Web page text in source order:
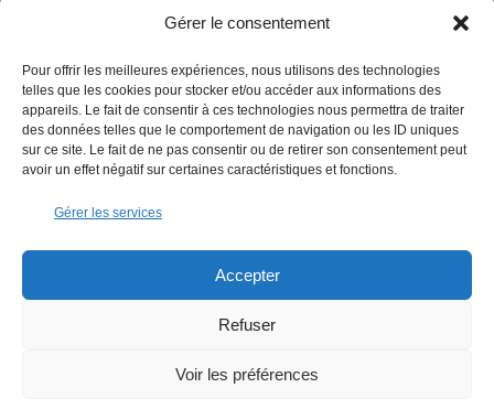
Gérer le consentement
Pour offrir les meilleures expériences, nous utilisons des technologies
telles que les cookies pour stocker et/ou accéder aux informations des
appareils. Le fait de consentir à ces technologies nous permettra de traiter
des données telles que le comportement de navigation ou les ID uniques
sur ce site. Le fait de ne pas consentir ou de retirer son consentement peut
avoir un effet négatif sur certaines caractéristiques et fonctions.
Gérer les services
Accepter
Refuser
Voir les préférences
Donner
Vos obligations
informations données sur ce site le sont à titre indicatif et la
ne saurait être engagée. Il appartient au visiteur de suivre
Contact